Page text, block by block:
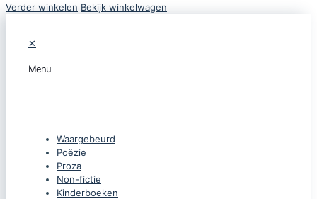
Verder winkelen Bekijk winkelwagen
✕
Menu
Waargebeurd
Poëzie
Proza
Non-fictie
Kinderboeken